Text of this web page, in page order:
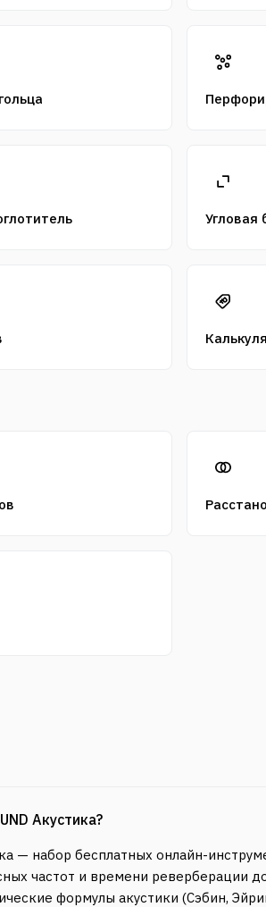
Угловая
Акустика?
— набор бесплатных онлайн-
частот и времени реверберации
формулы акустики (Сэбин,